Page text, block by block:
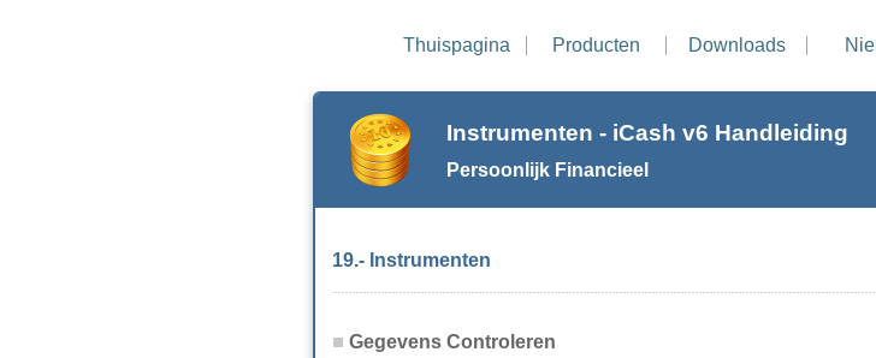
Thuispagina Producten Downloads
Instrumenten - iCash v6 Handleiding
Persoonlijk Financieel
19.- Instrumenten
Gegevens Controleren